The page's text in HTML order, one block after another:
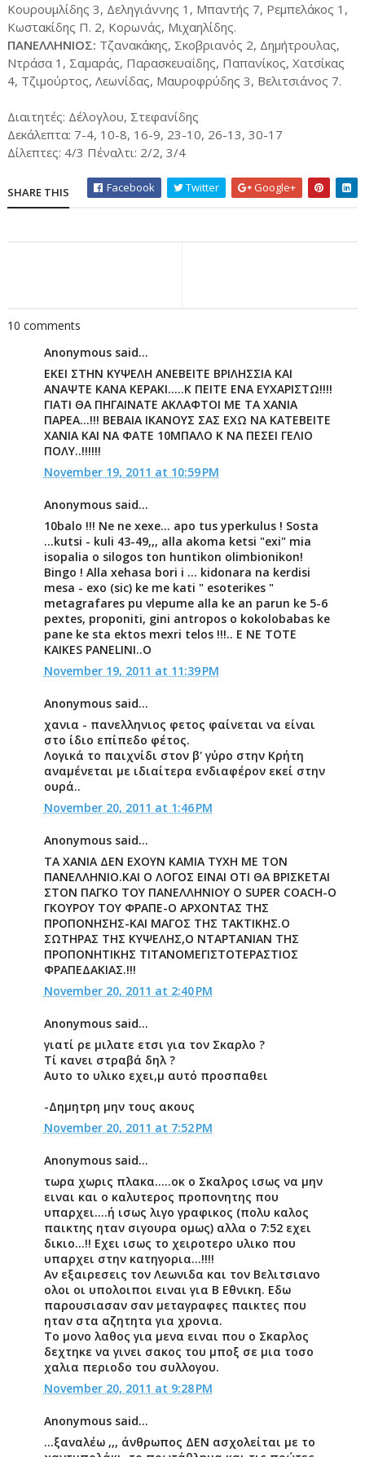
Κουρουμλίδης 3, Δεληγιάννης 1, Μπαντής 7, Ρεμπελάκος 1,
Κωστακίδης Π. 2, Κορωνάς, Μιχαηλίδης.
ΠΑΝΕΛΛΗΝΙΟΣ: Τζανακάκης, Σκοβριανός 2, Δημήτρουλας,
Ντράσα 1, Σαμαράς, Παρασκευαΐδης, Παπανίκος, Χατσίκας
4, Τζιμούρτος, Λεωνίδας, Μαυροφρύδης 3, Βελιτσιάνος 7.
Διαιτητές: Δέλογλου, Στεφανίδης
Δεκάλεπτα: 7-4, 10-8, 16-9, 23-10, 26-13, 30-17
Δίλεπτες: 4/3 Πέναλτι: 2/2, 3/4
SHARE THIS Facebook Twitter Google+
10 comments
Anonymous said...
ΕΚΕΙ ΣΤΗΝ ΚΥΨΕΛΗ ΑΝΕΒΕΙΤΕ ΒΡΙΛΗΣΣΙΑ ΚΑΙ
ΑΝΑΨΤΕ ΚΑΝΑ ΚΕΡΑΚΙ.....Κ ΠΕΙΤΕ ΕΝΑ ΕΥΧΑΡΙΣΤΩ!!!!
ΓΙΑΤΙ ΘΑ ΠΗΓΑΙΝΑΤΕ ΑΚΛΑΦΤΟΙ ΜΕ ΤΑ ΧΑΝΙΑ
ΠΑΡΕΑ...!!! ΒΕΒΑΙΑ ΙΚΑΝΟΥΣ ΣΑΣ ΕΧΩ ΝΑ ΚΑΤΕΒΕΙΤΕ
ΧΑΝΙΑ ΚΑΙ ΝΑ ΦΑΤΕ 10ΜΠΑΛΟ Κ ΝΑ ΠΕΣΕΙ ΓΕΛΙΟ
ΠΟΛΥ..!!!!!!
November 19, 2011 at 10:59 PM
Anonymous said...
10balo !!! Ne ne xexe... apo tus yperkulus ! Sosta
...kutsi - kuli 43-49,,, alla akoma ketsi "exi" mia
isopalia o silogos ton huntikon olimbionikon!
Bingo ! Alla xehasa bori i ... kidonara na kerdisi
mesa - exo (sic) ke me kati " esoterikes "
metagrafares pu vlepume alla ke an parun ke 5-6
pextes, proponiti, gini antropos o kokolobabas ke
pane ke sta ektos mexri telos !!!.. E NE TOTE
KAIKES PANELINI..O
November 19, 2011 at 11:39 PM
Anonymous said...
χανια - πανελληνιος φετος φαίνεται να είναι
στο ίδιο επίπεδο φέτος.
Λογικά το παιχνίδι στον β' γύρο στην Κρήτη
αναμένεται με ιδιαίτερα ενδιαφέρον εκεί στην
ουρά..
November 20, 2011 at 1:46 PM
Anonymous said...
TA ΧΑΝΙΑ ΔΕΝ ΕΧΟΥΝ ΚΑΜΙΑ ΤΥΧΗ ΜΕ ΤΟΝ
ΠΑΝΕΛΛΗΝΙΟ.ΚΑΙ Ο ΛΟΓΟΣ ΕΙΝΑΙ ΟΤΙ ΘΑ ΒΡΙΣΚΕΤΑΙ
ΣΤΟΝ ΠΑΓΚΟ ΤΟΥ ΠΑΝΕΛΛΗΝΙΟΥ Ο SUPER COACH-Ο
ΓΚΟΥΡΟΥ ΤΟΥ ΦΡΑΠΕ-Ο ΑΡΧΟΝΤΑΣ ΤΗΣ
ΠΡΟΠΟΝΗΣΗΣ-ΚΑΙ ΜΑΓΟΣ ΤΗΣ ΤΑΚΤΙΚΗΣ.Ο
ΣΩΤΗΡΑΣ ΤΗΣ ΚΥΨΕΛΗΣ,Ο ΝΤΑΡΤΑΝΙΑΝ ΤΗΣ
ΠΡΟΠΟΝΗΤΙΚΗΣ ΤΙΤΑΝΟΜΕΓΙΣΤΟΤΕΡΑΣΤΙΟΣ
ΦΡΑΠΕΔΑΚΙΑΣ.!!!
November 20, 2011 at 2:40 PM
Anonymous said...
γιατί ρε μιλατε ετσι για τον Σκαρλο ?
Τί κανει στραβά δηλ ?
Αυτο το υλικο εχει,μ αυτό προσπαθει
-Δημητρη μην τους ακους
November 20, 2011 at 7:52 PM
Anonymous said...
τωρα χωρις πλακα.....οκ ο Σκαλρος ισως να μην
ειναι και ο καλυτερος προπονητης που
υπαρχει....ή ισως λιγο γραφικος (πολυ καλος
παικτης ηταν σιγουρα ομως) αλλα ο 7:52 εχει
δικιο...!! Εχει ισως το χειροτερο υλικο που
υπαρχει στην κατηγορια...!!!!
Αν εξαιρεσεις τον Λεωνιδα και τον Βελιτσιανο
ολοι οι υπολοιποι ειναι για Β Εθνικη. Εδω
παρουσιασαν σαν μεταγραφες παικτες που
ηταν στα αζητητα για χρονια.
Το μονο λαθος για μενα ειναι που ο Σκαρλος
δεχτηκε να γινει σακος του μποξ σε μια τοσο
χαλια περιοδο του συλλογου.
November 20, 2011 at 9:28 PM
Anonymous said...
...ξαναλέω ,,, άνθρωπος ΔΕΝ ασχολείται με το